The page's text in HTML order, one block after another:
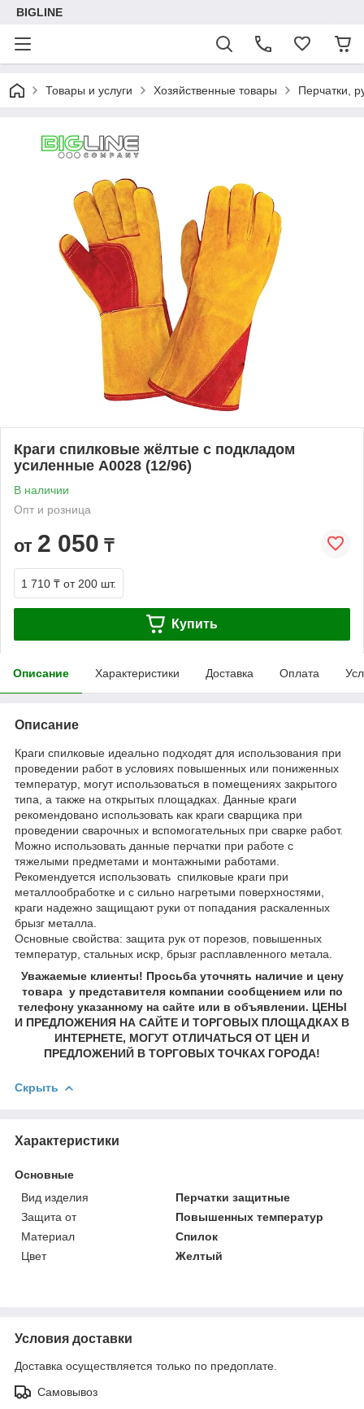
BIGLINE
Товары и услуги Хозяйственные товары Перчатки,
Краги спилковые жёлтые с подкладом
усиленные А0028 (12/96)
В наличии
Опт и розница
от 2 050 ₸
1 710 ₸ от 200 шт.
Купить
Описание Характеристики Доставка Оплата
Описание
Краги спилковые идеально подходят для использования при
проведении работ в условиях повышенных или пониженных
температур, могут использоваться в помещениях закрытого
типа, а также на открытых площадках. Данные краги
рекомендовано использовать как краги сварщика при
проведении сварочных и вспомогательных при сварке работ.
Можно использовать данные перчатки при работе с
тяжелыми предметами и монтажными работами.
Рекомендуется использовать спилковые краги при
металлообработке и с сильно нагретыми поверхностями,
краги надежно защищают руки от попадания раскаленных
брызг металла.
Основные свойства: защита рук от порезов, повышенных
температур, стальных искр, брызг расплавленного метала.
Уважаемые клиенты! Просьба уточнять наличие и цену
товара у представителя компании сообщением или по
телефону указанному на сайте или в объявлении. ЦЕНЫ
И ПРЕДЛОЖЕНИЯ НА САЙТЕ И ТОРГОВЫХ ПЛОЩАДКАХ В
ИНТЕРНЕТЕ, МОГУТ ОТЛИЧАТЬСЯ ОТ ЦЕН И
ПРЕДЛОЖЕНИЙ В ТОРГОВЫХ ТОЧКАХ ГОРОДА!
Скрыть
Характеристики
Основные
Вид изделия
Перчатки защитные
Защита от
Повышенных температур
Материал
Спилок
Цвет
Желтый
Условия доставки
Доставка осуществляется только по предоплате.
Самовывоз